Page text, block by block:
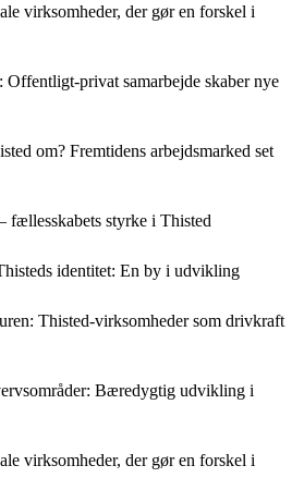
virksomheder, der gør en forskel i
privat samarbejde skaber nye
om? Fremtidens arbejdsmarked set
fællesskabets styrke i Thisted
identitet: En by i udvikling
Thisted-virksomheder som drivkraft
Bæredygtig udvikling i
virksomheder, der gør en forskel i